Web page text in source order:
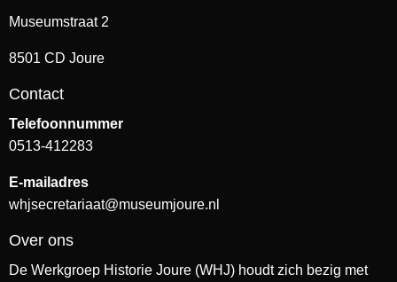
Museumstraat 2
8501 CD Joure
Contact
Telefoonnummer
0513-412283
E-mailadres
whjsecretariaat@museumjoure.nl
Over ons
De Werkgroep Historie Joure (WHJ) houdt zich bezig met